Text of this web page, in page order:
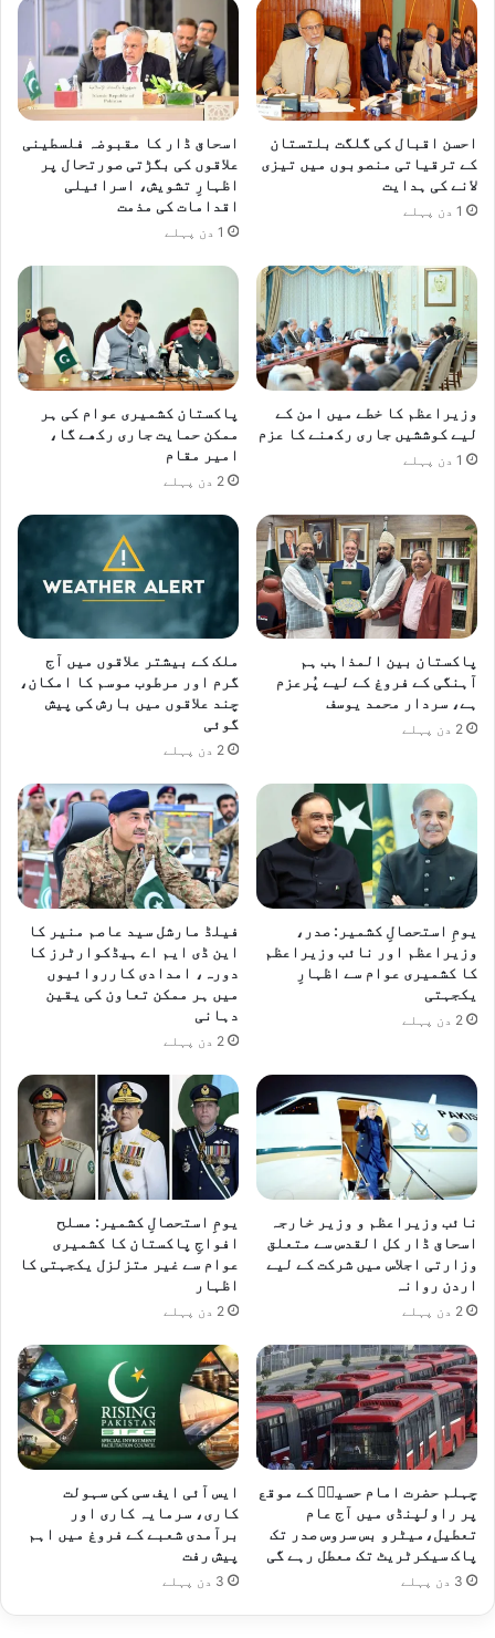
احسن اقبال کی گلگت بلتستان
کے ترقیاتی منصوبوں میں تیزی
لانے کی ہدایت
1 دن پہلے
اسحاق ڈار کا مقبوضہ فلسطینی
علاقوں کی بگڑتی صورتحال پر
اظہارِ تشویش، اسرائیلی
اقدامات کی مذمت
1 دن پہلے
وزیراعظم کا خطے میں امن کے
لیے کوششیں جاری رکھنے کا عزم
1 دن پہلے
پاکستان کشمیری عوام کی ہر
ممکن حمایت جاری رکھے گا،
امیر مقام
2 دن پہلے
پاکستان بین المذاہب ہم
آہنگی کے فروغ کے لیے پُرعزم
ہے، سردار محمد یوسف
2 دن پہلے
ملک کے بیشتر علاقوں میں آج
گرم اور مرطوب موسم کا امکان،
چند علاقوں میں بارش کی پیش
گوئی
2 دن پہلے
یومِ استحصالِ کشمیر: صدر،
وزیراعظم اور نائب وزیراعظم
کا کشمیری عوام سے اظہارِ
یکجہتی
2 دن پہلے
فیلڈ مارشل سید عاصم منیر کا
این ڈی ایم اے ہیڈکوارٹرز کا
دورہ، امدادی کارروائیوں
میں ہر ممکن تعاون کی یقین
دہانی
2 دن پہلے
نائب وزیراعظم و وزیر خارجہ
اسحاق ڈار کل القدس سے متعلق
وزارتی اجلاس میں شرکت کے لیے
اردن روانہ
2 دن پہلے
یومِ استحصالِ کشمیر: مسلح
افواجِ پاکستان کا کشمیری
عوام سے غیر متزلزل یکجہتی کا
اظہار
2 دن پہلے
چہلم حضرت امام حسینؓ کے موقع
پر راولپنڈی میں آج عام
تعطیل،میٹرو بس سروس صدر تک
پاک سیکرٹریٹ تک معطل رہے گی
3 دن پہلے
ایس آئی ایف سی کی سہولت
کاری، سرمایہ کاری اور
برآمدی شعبے کے فروغ میں اہم
پیش رفت
3 دن پہلے